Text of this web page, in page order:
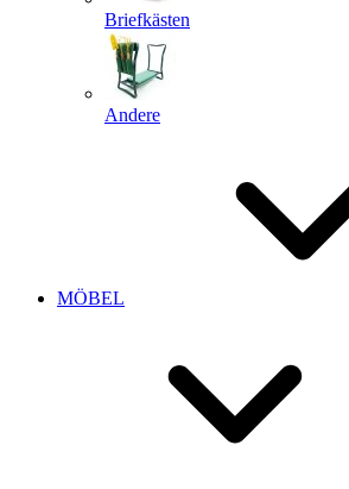
Briefkästen
Andere
MÖBEL